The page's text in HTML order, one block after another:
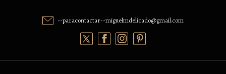
--paracontactar--miguelmdelicado@gmail.com